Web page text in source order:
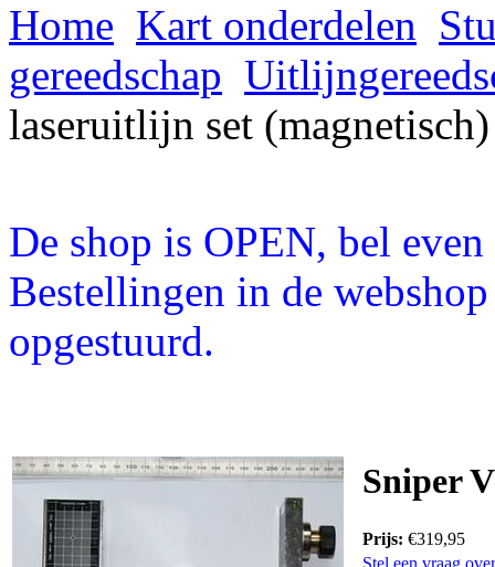
Home Kart onderdelen
gereedschap
laseruitlijn set (magnetisch)
De shop is OPEN, bel
Bestellingen in de
opgestuurd.
Sniper
Prijs: €319,95